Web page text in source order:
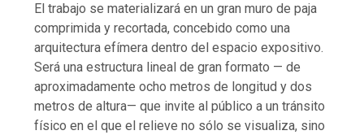
El trabajo se materializará en un gran muro de paja
comprimida y recortada, concebido como una
arquitectura efímera dentro del espacio expositivo.
Será una estructura lineal de gran formato — de
aproximadamente ocho metros de longitud y dos
metros de altura— que invite al público a un tránsito
físico en el que el relieve no sólo se visualiza, sino